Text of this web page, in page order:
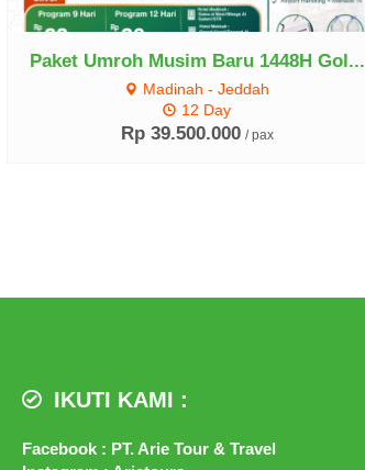
Paket Umroh Musim Baru 1448H Gol...
Madinah - Jeddah
12 Day
Rp 39.500.000 / pax
IKUTI KAMI :
Facebook : PT. Arie Tour & Travel